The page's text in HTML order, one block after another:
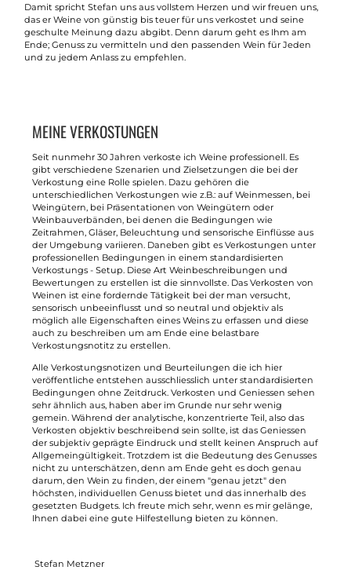
Damit spricht Stefan uns aus vollstem Herzen und wir freuen uns,
das er Weine von günstig bis teuer für uns verkostet und seine
geschulte Meinung dazu abgibt. Denn darum geht es Ihm am
Ende; Genuss zu vermitteln und den passenden Wein für Jeden
und zu jedem Anlass zu empfehlen.
MEINE VERKOSTUNGEN
Seit nunmehr 30 Jahren verkoste ich Weine professionell. Es
gibt verschiedene Szenarien und Zielsetzungen die bei der
Verkostung eine Rolle spielen. Dazu gehören die
unterschiedlichen Verkostungen wie z.B.: auf Weinmessen, bei
Weingütern, bei Präsentationen von Weingütern oder
Weinbauverbänden, bei denen die Bedingungen wie
Zeitrahmen, Gläser, Beleuchtung und sensorische Einflüsse aus
der Umgebung variieren. Daneben gibt es Verkostungen unter
professionellen Bedingungen in einem standardisierten
Verkostungs - Setup. Diese Art Weinbeschreibungen und
Bewertungen zu erstellen ist die sinnvollste. Das Verkosten von
Weinen ist eine fordernde Tätigkeit bei der man versucht,
sensorisch unbeeinflusst und so neutral und objektiv als
möglich alle Eigenschaften eines Weins zu erfassen und diese
auch zu beschreiben um am Ende eine belastbare
Verkostungsnotitz zu erstellen.
Alle Verkostungsnotizen und Beurteilungen die ich hier
veröffentliche entstehen ausschliesslich unter standardisierten
Bedingungen ohne Zeitdruck. Verkosten und Geniessen sehen
sehr ähnlich aus, haben aber im Grunde nur sehr wenig
gemein. Während der analytische, konzentrierte Teil, also das
Verkosten objektiv beschreibend sein sollte, ist das Geniessen
der subjektiv geprägte Eindruck und stellt keinen Anspruch auf
Allgemeingültigkeit. Trotzdem ist die Bedeutung des Genusses
nicht zu unterschätzen, denn am Ende geht es doch genau
darum, den Wein zu finden, der einem "genau jetzt" den
höchsten, individuellen Genuss bietet und das innerhalb des
gesetzten Budgets. Ich freute mich sehr, wenn es mir gelänge,
Ihnen dabei eine gute Hilfestellung bieten zu können.
Stefan Metzner